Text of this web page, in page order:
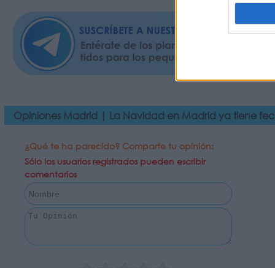
Opiniones Madrid | La Navidad en Madrid ya tiene
¿Qué te ha parecido? Comparte tu opinión:
Sólo los usuarios registrados pueden escribir
comentarios